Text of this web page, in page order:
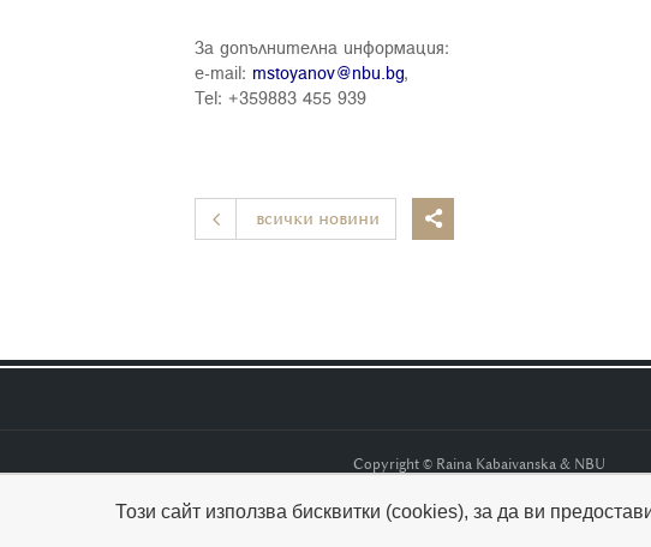
За допълнителна информация:
e-mail: mstoyanov@nbu.bg,
Tel: +359883 455 939
всички новини 
Copyright © Raina Kabaivanska & NBU
Този сайт използва бисквитки (cookies), за да ви